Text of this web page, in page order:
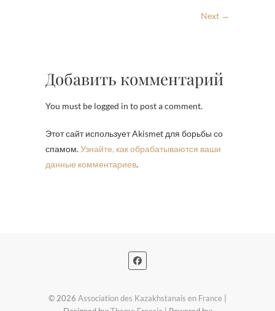
Next →
Добавить комментарий
You must be logged in to post a comment.
Этот сайт использует Akismet для борьбы со
спамом.Узнайте, как обрабатываются ваши
данные комментариев.
© 2026 Association des Kazakhstanais en France